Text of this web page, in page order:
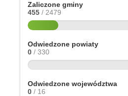
Zaliczone gminy
455 / 2479
Odwiedzone powiaty
0 / 330
Odwiedzone województwa
0 / 16